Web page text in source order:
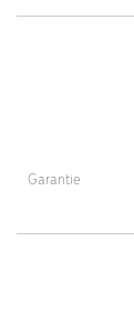
Garantie
5 ans